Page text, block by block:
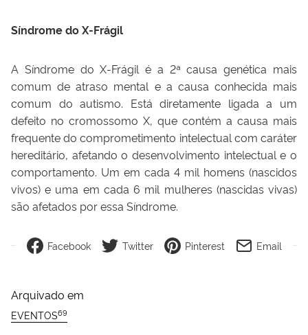
Síndrome do X-Frágil
A Síndrome do X-Frágil é a 2ª causa genética mais
comum de atraso mental e a causa conhecida mais
comum do autismo. Está diretamente ligada a um
defeito no cromossomo X, que contém a causa mais
frequente do comprometimento intelectual com caráter
hereditário, afetando o desenvolvimento intelectual e o
comportamento. Um em cada 4 mil homens (nascidos
vivos) e uma em cada 6 mil mulheres (nascidas vivas)
são afetados por essa Síndrome.
Facebook Twitter Pinterest Email
Arquivado em
EVENTOS69